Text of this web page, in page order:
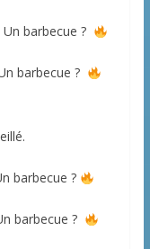
Un barbecue ?
barbecue ?
barbecue ?
barbecue ?